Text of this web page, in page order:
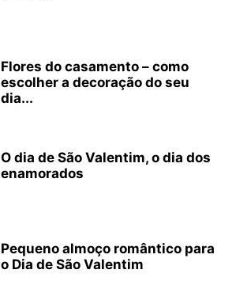
Flores do casamento – como
escolher a decoração do seu
dia...
O dia de São Valentim, o dia dos
enamorados
Pequeno almoço romântico para
o Dia de São Valentim